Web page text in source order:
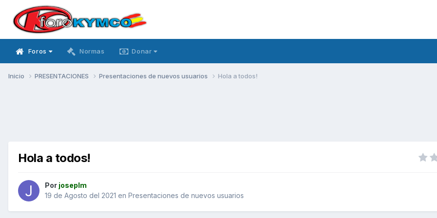
Foros Normas Donar
Inicio PRESENTACIONES Presentaciones de nuevos usuarios Hola a todos!
Hola a todos!
Por joseplm
19 de Agosto del 2021 en Presentaciones de nuevos usuarios